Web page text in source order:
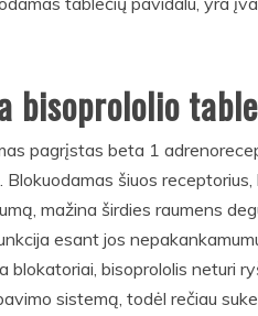
bisoprololio
pagrįstas beta 1
Blokuodamas šiuos
mažina širdies raumens
esant jos
blokatoriai, bisoprololis neturi
sistemą, todėl rečiau